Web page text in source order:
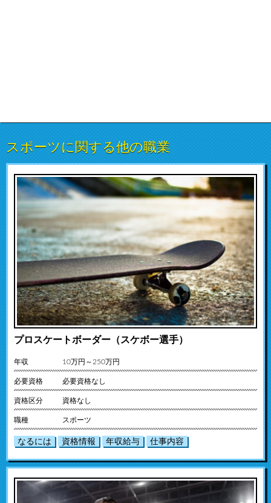
スポーツに関する他の職業
プロスケートボーダー（スケボー選手）
年収 10万円～250万円
必要資格 必要資格なし
資格区分 資格なし
職種 スポーツ
なるには 資格情報 年収給与 仕事内容